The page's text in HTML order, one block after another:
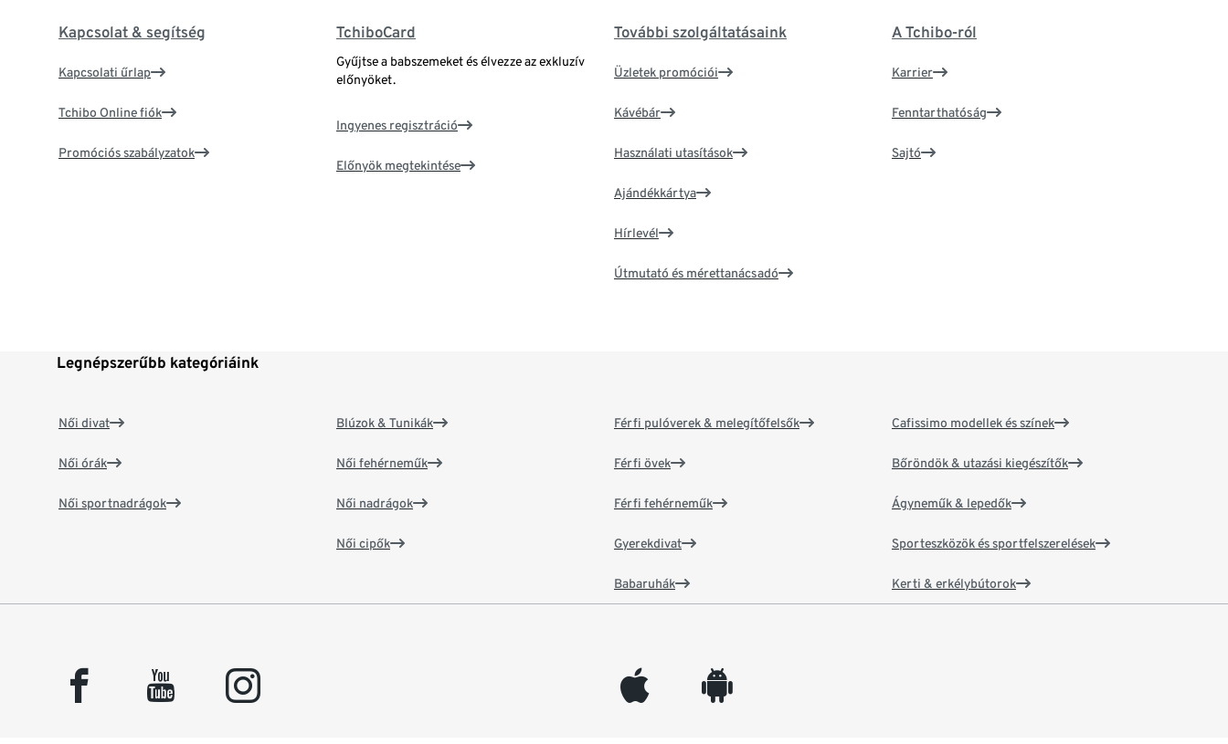
Kapcsolat & segítség
Kapcsolati űrlap
Tchibo Online fiók
Promóciós szabályzatok
TchiboCard
Gyűjtse a babszemeket és élvezze az exkluzív
előnyöket.
Ingyenes regisztráció
Előnyök megtekintése
További szolgáltatásaink
Üzletek promóciói
Kávébár
Használati utasítások
Ajándékkártya
Hírlevél
Útmutató és mérettanácsadó
A Tchibo-ról
Karrier
Fenntarthatóság
Sajtó
Legnépszerűbb kategóriáink
Női divat
Női órák
Női sportnadrágok
Blúzok & Tunikák
Női fehérneműk
Női nadrágok
Női cipők
Férfi pulóverek & melegítőfelsők
Férfi övek
Férfi fehérneműk
Gyerekdivat
Babaruhák
Cafissimo modellek és színek
Bőröndök & utazási kiegészítők
Ágyneműk & lepedők
Sporteszközök és sportfelszerelések
Kerti & erkélybútorok
facebook youtube instagram appleinc android